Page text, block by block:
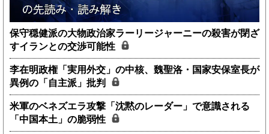
保守穏健派の大物政治家ラーリージャーニーの殺害が閉ざ
すイランとの交渉可能性
李在明政権「実用外交」の中核、魏聖洛・国家安保室長が
異例の「自主派」批判
米軍のベネズエラ攻撃「沈黙のレーダー」で意識される
「中国本土」の脆弱性